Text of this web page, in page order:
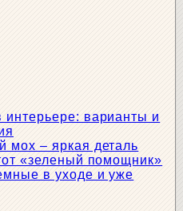
варианты и
мох – яркая деталь
«зеленый помощник»
в уходе и уже